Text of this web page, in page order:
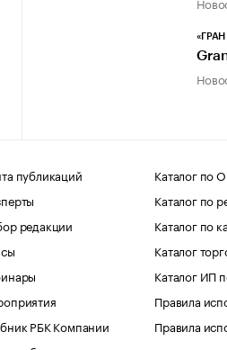
публикаций
редакции
РБК Компании
Каталог по
Каталог по
Каталог по
Каталог
Каталог ИП
Правила
Правила